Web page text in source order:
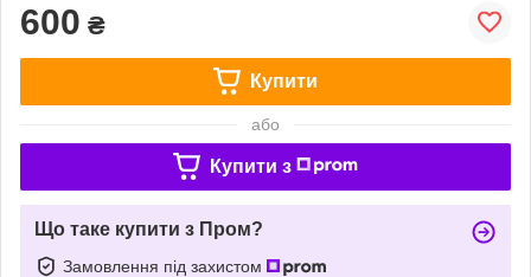
600 ₴
Купити
або
Купити з
Що таке купити з Пром?
Замовлення під захистом